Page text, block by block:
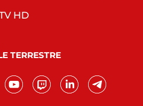
HD
TERRESTRE